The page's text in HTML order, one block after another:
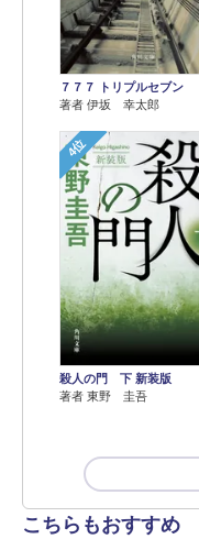
７７７ トリプルセブン
著者 伊坂 幸太郎
4位
殺人の門 下 新装版
著者 東野 圭吾
こちらもおすすめ